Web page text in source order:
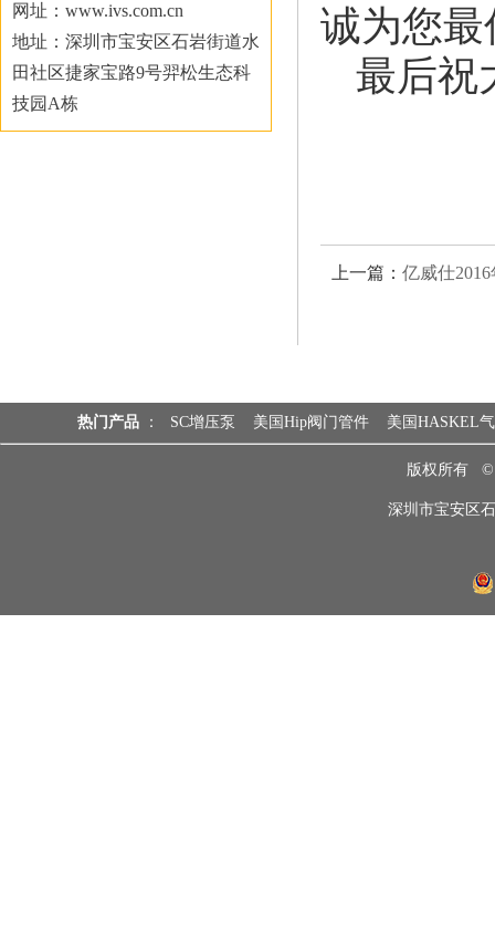
网址：www.ivs.com.cn
地址：深圳市宝安区石岩街道水
田社区捷家宝路9号羿松生态科
技园A栋
诚为您
最后祝
上一篇： 亿威仕2016
热门产品 ： SC增压泵 美国Hip阀门管件 美国HASKEL
版权所有
深圳市宝安区